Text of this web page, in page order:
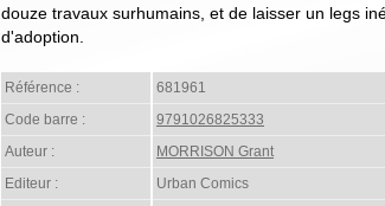
douze travaux surhumains, et de laisser un legs
d'adoption.
Référence :
681961
Code barre :
9791026825333
Auteur :
MORRISON Grant
Editeur :
Urban Comics